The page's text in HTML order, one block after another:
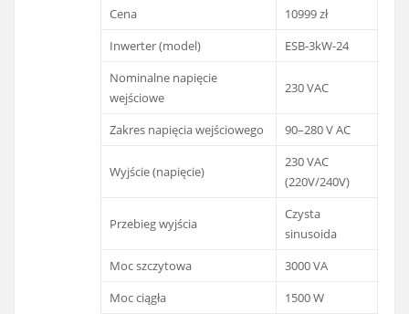
Cena
10999 zł
Inwerter (model)
ESB-3kW-24
Nominalne napięcie
wejściowe
230 VAC
Zakres napięcia wejściowego 90–280 V AC
Wyjście (napięcie)
230 VAC
(220V/240V)
Przebieg wyjścia
Czysta
sinusoida
Moc szczytowa
3000 VA
Moc ciągła
1500 W